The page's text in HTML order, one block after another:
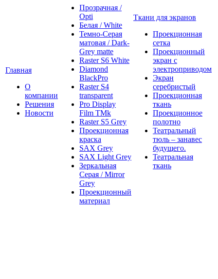
Главная
О
компании
Решения
Новости
Прозрачная /
Opti
Белая / White
Темно-Серая
матовая / Dark-
Grey matte
Raster S6 White
Diamond
BlackPro
Raster S4
transparent
Pro Display
Film ТМk
Raster S5 Grey
Проекционная
краска
SAX Grey
SAX Light Grey
Зеркальная
Серая / Mirror
Grey
Проекционный
материал
Ткани для экранов
Проекционная
сетка
Проекционный
экран с
электроприводом
Экран
серебристый
Проекционная
ткань
Проекционное
полотно
Театральный
тюль – занавес
будущего.
Театральная
ткань